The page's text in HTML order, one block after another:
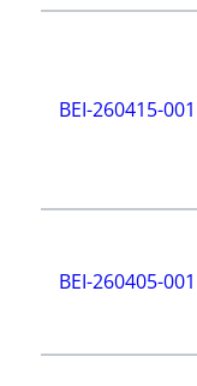
BEI-260415-001
BEI-260405-001